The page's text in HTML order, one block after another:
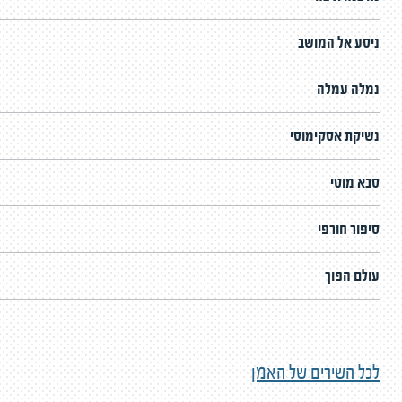
ניסע אל המושב
נמלה עמלה
נשיקת אסקימוסי
סבא מוטי
סיפור חורפי
עולם הפוך
לכל השירים של האמן